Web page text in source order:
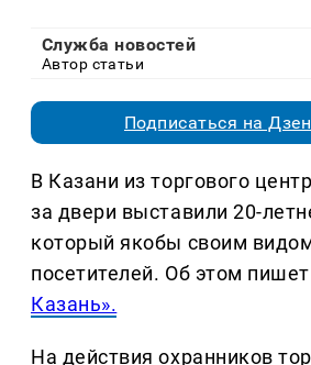
Служба новостей
Автор статьи
Подписаться на
В Казани из торгового
за двери выставили 20-
который якобы своим
посетителей. Об этом пишет
Казань».
На действия охранников